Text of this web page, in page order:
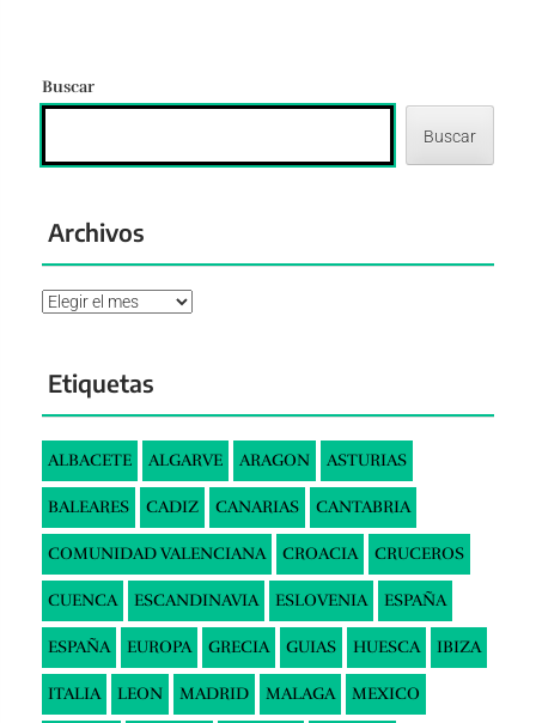
Buscar
Buscar
Archivos
Archivos
Etiquetas
ALBACETE ALGARVE ARAGON ASTURIAS
BALEARES CADIZ CANARIAS CANTABRIA
COMUNIDAD VALENCIANA CROACIA CRUCEROS
CUENCA ESCANDINAVIA ESLOVENIA ESPAÑA
ESPAÑA EUROPA GRECIA GUIAS HUESCA IBIZA
ITALIA LEON MADRID MALAGA MEXICO